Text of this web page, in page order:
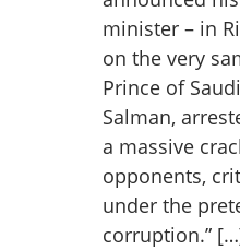
minister – in
on the very
Prince of
Salman,
a massive
opponents,
under the
corruption.”